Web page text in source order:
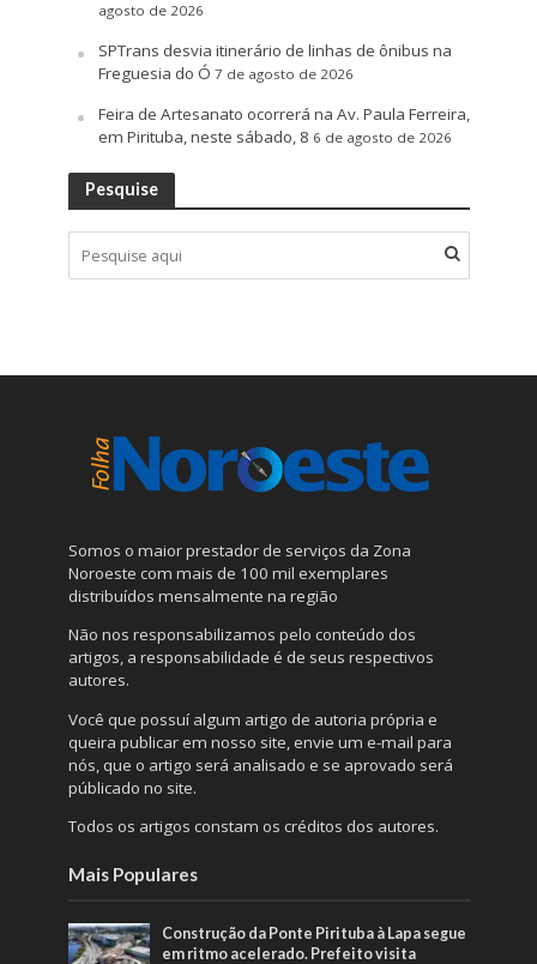
agosto de 2026
SPTrans desvia itinerário de linhas de ônibus na
Freguesia do Ó 7 de agosto de 2026
Feira de Artesanato ocorrerá na Av. Paula Ferreira,
em Pirituba, neste sábado, 8 6 de agosto de 2026
Pesquise
Somos o maior prestador de serviços da Zona
Noroeste com mais de 100 mil exemplares
distribuídos mensalmente na região
Não nos responsabilizamos pelo conteúdo dos
artigos, a responsabilidade é de seus respectivos
autores.
Você que possuí algum artigo de autoria própria e
queira publicar em nosso site, envie um e-mail para
nós, que o artigo será analisado e se aprovado será
públicado no site.
Todos os artigos constam os créditos dos autores.
Mais Populares
Construção da Ponte Pirituba à Lapa segue
em ritmo acelerado. Prefeito visita